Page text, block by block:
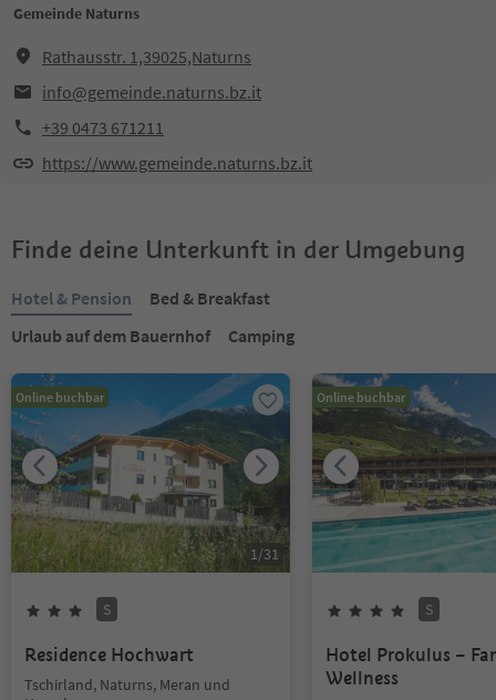
Gemeinde Naturns
Rathausstr. 1,39025,Naturns
info@gemeinde.naturns.bz.it
+39 0473 671211
https://www.gemeinde.naturns.bz.it
Finde deine Unterkunft in der Umgebung
Hotel & Pension
Bed & Breakfast
Urlaub auf dem Bauernhof
Camping
Online buchbar
1/31
S
Residence Hochwart
Tschirland, Naturns, Meran und
Online buchbar
S
Hotel Prokulus –
Wellness